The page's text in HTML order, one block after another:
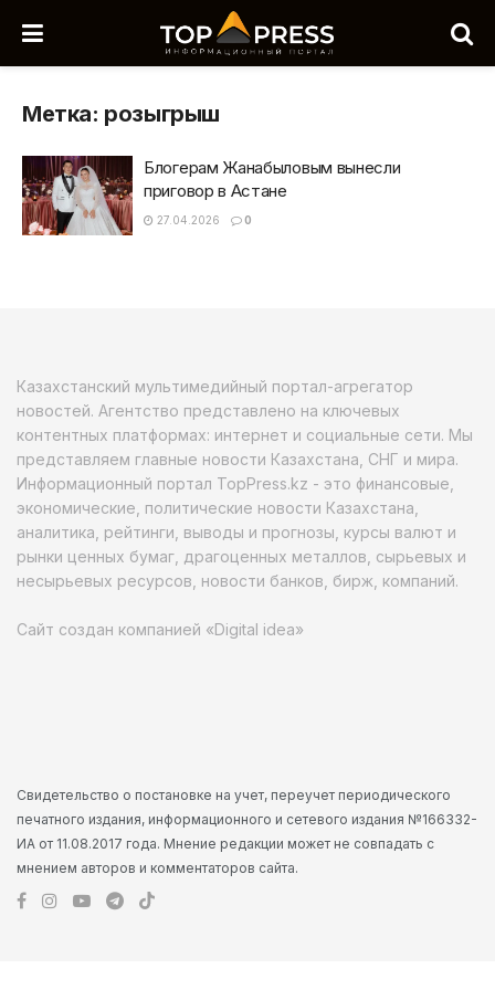
Метка: розыгрыш
Блогерам Жанабыловым вынесли
приговор в Астане
27.04.2026 0
Казахстанский мультимедийный портал-агрегатор
новостей. Агентство представлено на ключевых
контентных платформах: интернет и социальные сети. Мы
представляем главные новости Казахстана, СНГ и мира.
Информационный портал TopPress.kz - это финансовые,
экономические, политические новости Казахстана,
аналитика, рейтинги, выводы и прогнозы, курсы валют и
рынки ценных бумаг, драгоценных металлов, сырьевых и
несырьевых ресурсов, новости банков, бирж, компаний.
Сайт создан компанией «Digital idea»
Свидетельство о постановке на учет, переучет периодического
печатного издания, информационного и сетевого издания №166332-
ИА от 11.08.2017 года. Мнение редакции может не совпадать с
мнением авторов и комментаторов сайта.